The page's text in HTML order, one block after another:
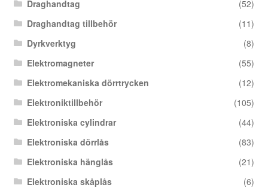
Draghandtag
(52)
Draghandtag tillbehör
(11)
Dyrkverktyg
(8)
Elektromagneter
(55)
Elektromekaniska dörrtrycken
(12)
Elektroniktillbehör
(105)
Elektroniska cylindrar
(44)
Elektroniska dörrlås
(83)
Elektroniska hänglås
(21)
Elektroniska skåplås
(6)